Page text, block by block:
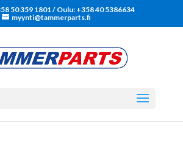
50 359 1801‬ / Oulu: +358 40 5386634
myynti@tammerparts.fi